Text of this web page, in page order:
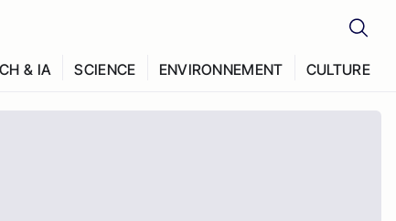
& IA SCIENCE ENVIRONNEMENT CULTURE